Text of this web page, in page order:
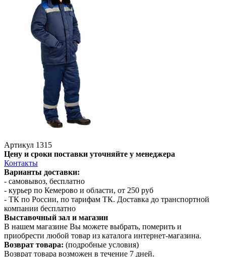
Артикул 1315
Цену и сроки поставки уточняйте у менеджера
Контакты
Варианты доставки:
- самовывоз, бесплатно
- курьер по Кемерово и области, от 250 руб
- ТК по России, по тарифам ТК. Доставка до транспортной
компании бесплатно
Выставочный зал и магазин
В нашем магазине Вы можете выбрать, померить и
приобрести любой товар из каталога интернет-магазина.
Возврат товара: (подробные условия)
Возврат товара возможен в течение 7 дней.